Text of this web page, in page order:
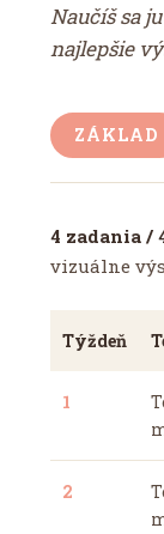
Naučíš sa
najlepšie
ZÁKLAD
4 zadania /
vizuálne
Týždeň
1
2